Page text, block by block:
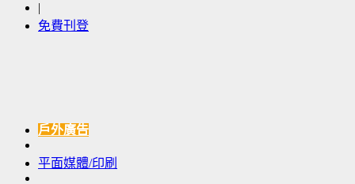
|
免費刊登
戶外廣告
平面媒體/印刷